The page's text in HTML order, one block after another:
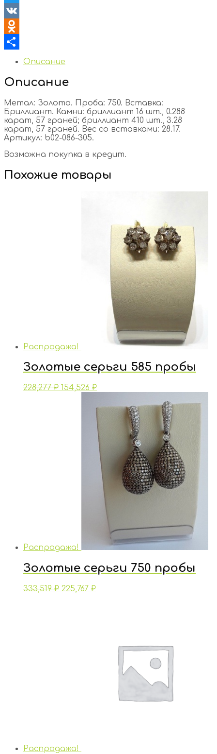
Twitter
VK
Odnoklassniki
Отправить
Описание
Описание
Метал: Золото. Проба: 750. Вставка:
Бриллиант. Камни: бриллиант 16 шт., 0.288
карат, 57 граней; бриллиант 410 шт., 3.28
карат, 57 граней. Вес со вставками: 28.17.
Артикул: b02-086-305.
Возможна покупка в кредит.
Похожие товары
Распродажа!
Золотые серьги 585 пробы
228,277₽ 154,526 ₽
Распродажа!
Золотые серьги 750 пробы
333,519₽ 225,767 ₽
Распродажа!